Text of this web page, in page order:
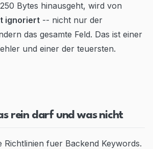
Bytes hinausgeht, wird von
ignoriert -- nicht nur der
das gesamte Feld. Das ist einer
und einer der teuersten.
rein darf und was nicht
Richtlinien fuer Backend Keywords.